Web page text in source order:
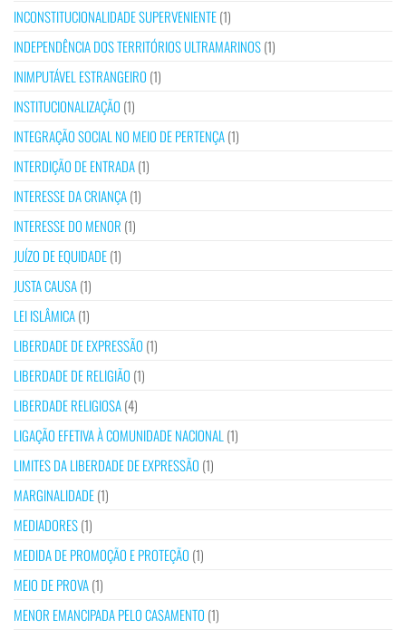
INCONSTITUCIONALIDADE SUPERVENIENTE(1)
INDEPENDÊNCIA DOS TERRITÓRIOS ULTRAMARINOS(1)
INIMPUTÁVEL ESTRANGEIRO (1)
INSTITUCIONALIZAÇÃO (1)
INTEGRAÇÃO SOCIAL NO MEIO DE PERTENÇA(1)
INTERDIÇÃO DE ENTRADA(1)
INTERESSE DA CRIANÇA(1)
INTERESSE DO MENOR (1)
JUÍZO DE EQUIDADE(1)
JUSTA CAUSA(1)
LEI ISLÂMICA(1)
LIBERDADE DE EXPRESSÃO (1)
LIBERDADE DE RELIGIÃO (1)
LIBERDADE RELIGIOSA(4)
LIGAÇÃO EFETIVA À COMUNIDADE NACIONAL (1)
LIMITES DA LIBERDADE DE EXPRESSÃO (1)
MARGINALIDADE(1)
MEDIADORES(1)
MEDIDA DE PROMOÇÃO E PROTEÇÃO (1)
MEIO DE PROVA(1)
MENOR EMANCIPADA PELO CASAMENTO (1)